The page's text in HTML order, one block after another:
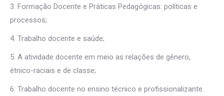
3. Formação Docente e Práticas Pedagógicas: políticas e
processos;
4. Trabalho docente e saúde;
5. A atividade docente em meio as relações de gênero,
étnico-raciais e de classe;
6: Trabalho docente no ensino técnico e profissionalizante.